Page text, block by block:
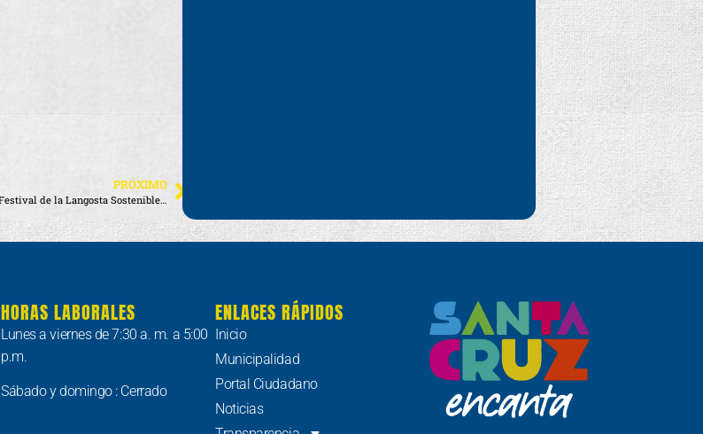
PRÓXIMO
Así culminó con éxito el IX Festival de la Langosta Sostenible Galápagos 2024
HORAS LABORALES
Lunes a viernes de 7:30 a. m. a 5:00
p.m.
Sábado y domingo : Cerrado
ENLACES RÁPIDOS
Inicio
Municipalidad
Portal Ciudadano
Noticias